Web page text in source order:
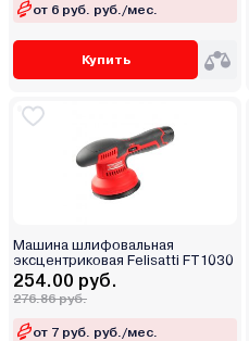
от 6 руб. руб./мес.
Купить
Машина шлифовальная
эксцентриковая Felisatti FT1030
254.00 руб.
276.86 руб.
от 7 руб. руб./мес.